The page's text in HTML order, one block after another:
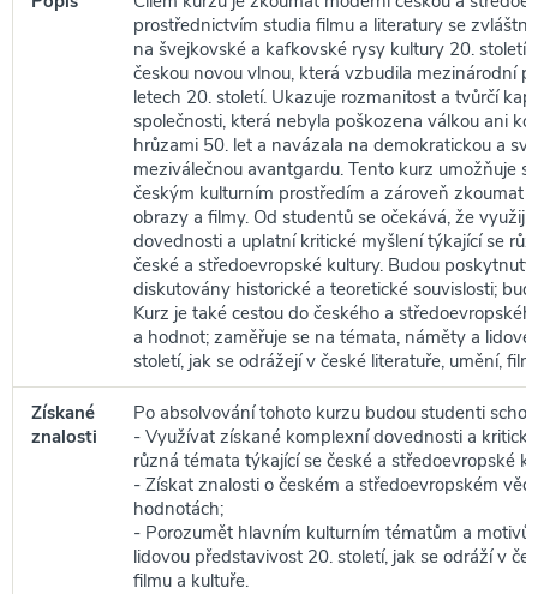
prostřednictvím studia filmu a literatury se
na švejkovské a kafkovské rysy kultury 20. století.
českou novou vlnou, která vzbudila mezinárodní
letech 20. století. Ukazuje rozmanitost a tvůrčí
společnosti, která nebyla poškozena válkou ani
hrůzami 50. let a navázala na demokratickou a
meziválečnou avantgardu. Tento kurz umožňuje
českým kulturním prostředím a zároveň zkoumat
obrazy a filmy. Od studentů se očekává, že využijí
dovednosti a uplatní kritické myšlení týkající se
české a středoevropské kultury. Budou
diskutovány historické a teoretické souvislosti;
Kurz je také cestou do českého a
a hodnot; zaměřuje se na témata, náměty a
století, jak se odrážejí v české literatuře, umění,
Získané
znalosti
Po absolvování tohoto kurzu budou studenti
- Využívat získané komplexní dovednosti a
různá témata týkající se české a středoevropské
- Získat znalosti o českém a středoevropském
hodnotách;
- Porozumět hlavním kulturním tématům a
lidovou představivost 20. století, jak se odráží v
filmu a kultuře.